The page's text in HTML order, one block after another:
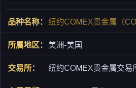
纽约COMEX贵金属（
美洲-美国
纽约COMEX贵金属交易